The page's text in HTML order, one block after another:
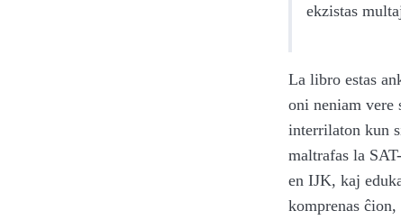
ekzistas
La libro estas
oni neniam vere
interrilaton kun
maltrafas la
en IJK, kaj
komprenas